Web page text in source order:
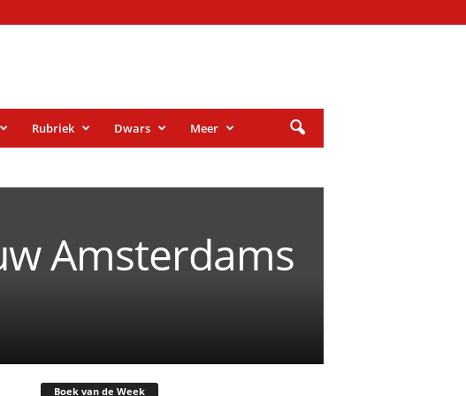
Rubriek Dwars Meer
Amsterdams
Boek van de Week